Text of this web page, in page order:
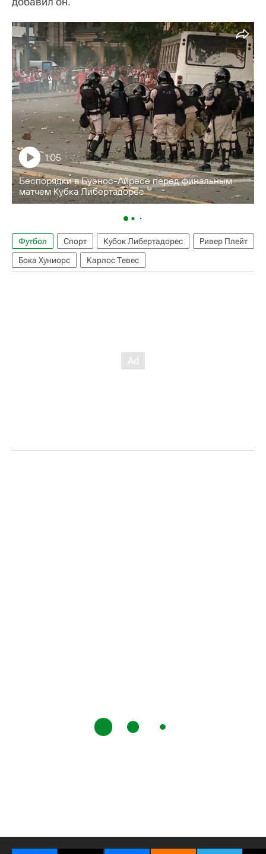
Беспорядки в Буэнос-Айресе перед финальным
матчем Кубка Либертадорес
1:05
Футбол Спорт Кубок Либертадорес
Ривер Плейт
Бока Хуниорс
Карлос Тевес